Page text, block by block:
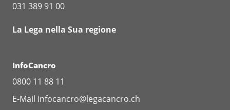
031 389 91 00
La Lega nella Sua regione
InfoCancro
0800 11 88 11
E-Mail infocancro@legacancro.ch